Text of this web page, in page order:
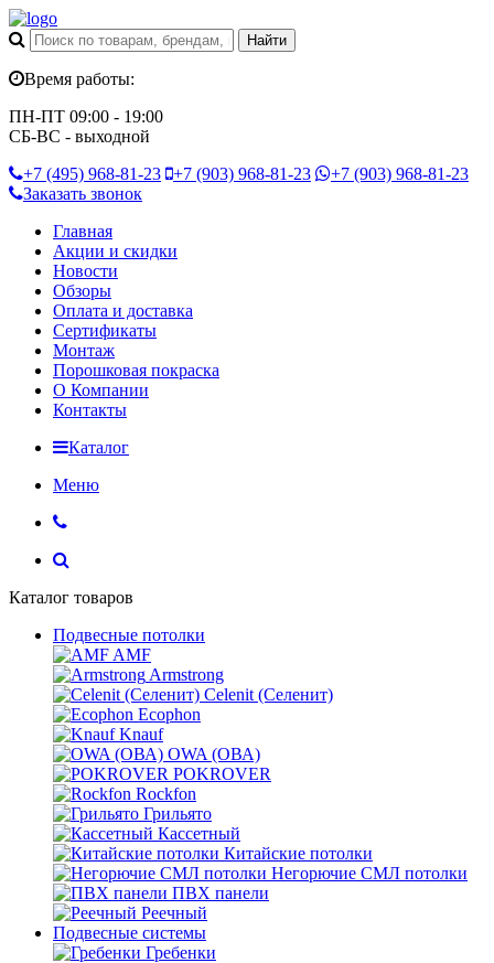
Время работы:
ПН-ПТ 09:00 - 19:00
СБ-ВС - выходной
+7 (495) 968-81-23 +7 (903) 968-81-23 +7 (903) 968-81-23
Заказать звонок
Главная
Акции и скидки
Новости
Обзоры
Оплата и доставка
Сертификаты
Монтаж
Порошковая покраска
О Компании
Контакты
Каталог
Меню
Каталог товаров
Подвесные потолки
AMF
Armstrong
Celenit (Селенит)
Ecophon
Knauf
OWA (ОВА)
POKROVER
Rockfon
Грильято
Кассетный
Китайские потолки
Негорючие СМЛ потолки
ПВХ панели
Реечный
Подвесные системы
Гребенки